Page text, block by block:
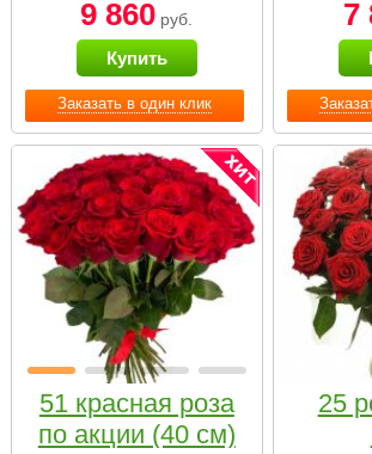
Заказать в один клик
9 860 руб.
Купить
7
51 красная роза
по акции (40 см)
25